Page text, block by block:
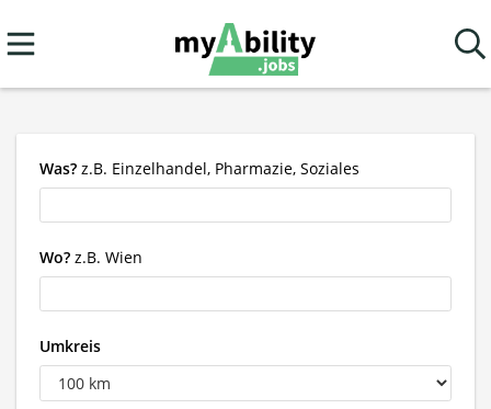
Was? z.B. Einzelhandel, Pharmazie, Soziales
Wo? z.B. Wien
Umkreis